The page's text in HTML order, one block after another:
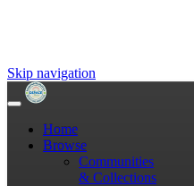
Skip navigation
Home
Browse
Communities
& Collections